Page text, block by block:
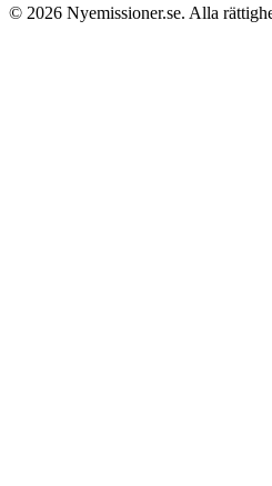
© 2026 Nyemissioner.se. Alla